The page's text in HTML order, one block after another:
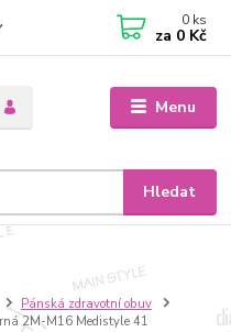
Menu
Hledat
0 ks
za 0 Kč
Pánská zdravotní obuv
2M-M16 Medistyle 41